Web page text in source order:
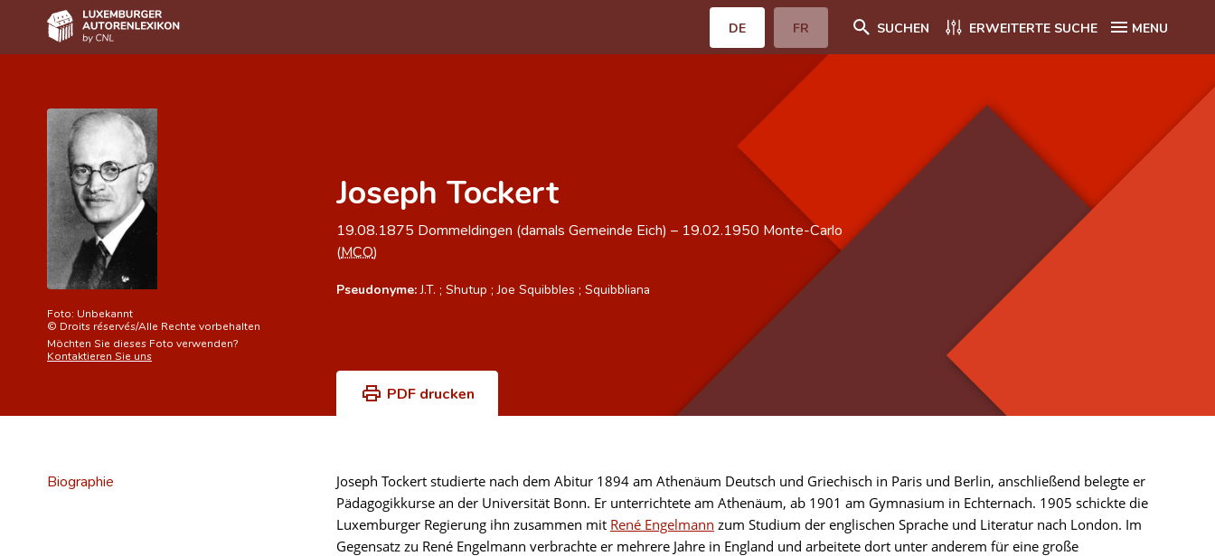
DE FR SUCHEN ERWEITERTE SUCHE MENU
Autor(inn)en A-Z
Erweiterte Suche
Häufige Fragen und Antworten
CNL
Forschungsgruppe
Kontakt
Foto: Unbekannt
© Droits réservés/Alle Rechte vorbehalten
Möchten Sie dieses Foto verwenden?
Kontaktieren Sie uns
Joseph Tockert
19.08.1875 Dommeldingen (damals Gemeinde Eich) – 19.02.1950 Monte-Carlo
(MCO)
Pseudonyme: J.T. ; Shutup ; Joe Squibbles ; Squibbliana
PDF drucken
Biographie
Joseph Tockert studierte nach dem Abitur 1894 am Athenäum Deutsch und Griechisch in Paris und Berlin, anschließend belegte er
Pädagogikkurse an der Universität Bonn. Er unterrichtete am Athenäum, ab 1901 am Gymnasium in Echternach. 1905 schickte die
Luxemburger Regierung ihn zusammen mit René Engelmann zum Studium der englischen Sprache und Literatur nach London. Im
Gegensatz zu René Engelmann verbrachte er mehrere Jahre in England und arbeitete dort unter anderem für eine große